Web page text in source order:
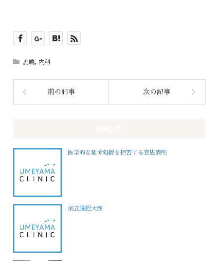
鹿鳴, 内科
前の記事 次の記事
医学的な延命処置を拒否する意思表明
前立腺肥大症